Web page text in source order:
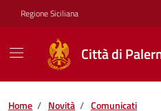
Vai ai contenuti
Vai al footer
Regione Siciliana
Città di
Home / Novità / Comunicati